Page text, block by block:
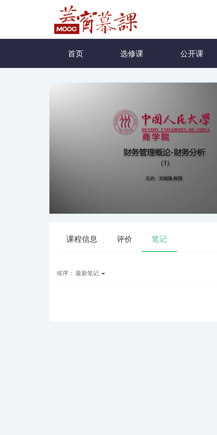
首页 选修课 公开课
课程信息 评价 笔记
排序： 最新笔记